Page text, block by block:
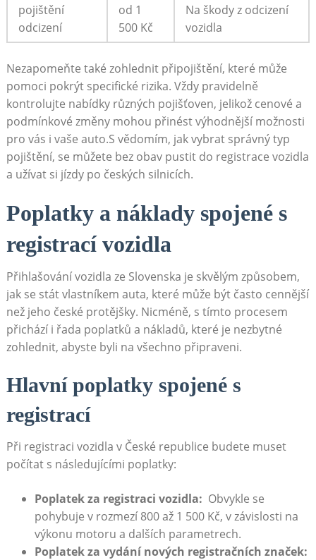
pojištění
odcizení
od 1
⁣500 Kč
Na škody z odcizení
vozidla
Nezapomeňte také zohlednit připojištění, které​ může
pomoci ⁣pokrýt specifické⁤ rizika. ⁤Vždy pravidelně
⁣kontrolujte nabídky různých pojišťoven, jelikož ⁢cenové ‌a
podmínkové změny ⁤mohou přinést výhodnější‌ možnosti
⁤pro vás ⁣i vaše auto.S vědomím, jak vybrat správný ⁣typ
pojištění, se můžete bez​ obav pustit do registrace vozidla
‌a užívat si jízdy ​po českých silnicích.
Poplatky a náklady spojené s
registrací​ vozidla
Přihlašování vozidla ze Slovenska je skvělým způsobem,
⁤jak ⁢se ⁢stát vlastníkem auta, které může být často cennější
než ​jeho české​ protějšky. Nicméně, s tímto ​procesem
přichází i ⁢řada poplatků a nákladů, které⁢ je‍ nezbytné
zohlednit, abyste byli na všechno připraveni.
Hlavní ⁣poplatky ⁤spojené‌ s
registrací
Při registraci vozidla v České republice budete muset
‍počítat s následujícími poplatky:
Poplatek za ⁢registraci vozidla: ‌ Obvykle se⁣
pohybuje v ⁤rozmezí ⁢800 až 1​ 500‍ Kč, v⁤ závislosti​ na​
výkonu motoru ⁢a dalších parametrech.
Poplatek za​ vydání nových registračních značek: